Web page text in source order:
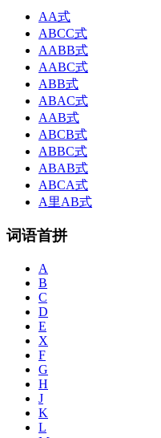
AA式
ABCC式
AABB式
AABC式
ABB式
ABAC式
AAB式
ABCB式
ABBC式
ABAB式
ABCA式
A里AB式
词语首拼
A
B
C
D
E
X
F
G
H
J
K
L